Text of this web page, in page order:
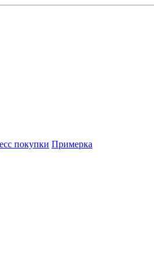
покупки Примерка